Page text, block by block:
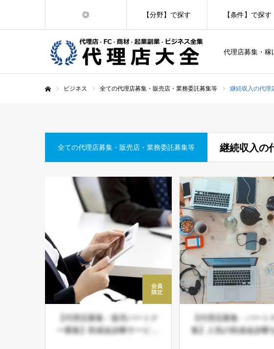
代理店募集・稼
◎ 【分野】で探す 【条件】で探す
ビジネス 全ての代理店募集・販売店・業務委託募集等 継続収入の代理
全ての代理店募集・販売店・業務委託募集等 継続収入の
【代理店募集・販売パートナ
ー募集】助成金診断サービス
【代理店募集・パート
集】人気の助成金診断